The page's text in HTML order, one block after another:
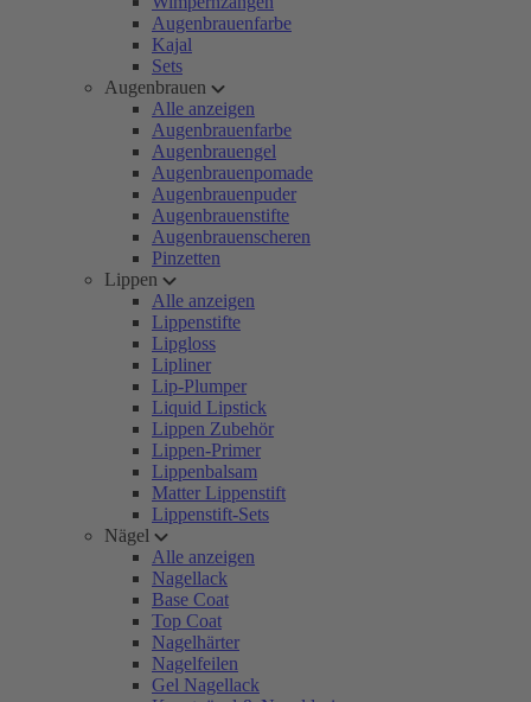
Augenbrauenfarbe
Kajal
Sets
Augenbrauen
Alle anzeigen
Augenbrauenfarbe
Augenbrauengel
Augenbrauenpomade
Augenbrauenpuder
Augenbrauenstifte
Augenbrauenscheren
Pinzetten
Lippen
Alle anzeigen
Lippenstifte
Lipgloss
Lipliner
Lip-Plumper
Liquid Lipstick
Lippen Zubehör
Lippen-Primer
Lippenbalsam
Matter Lippenstift
Lippenstift-Sets
Nägel
Alle anzeigen
Nagellack
Base Coat
Top Coat
Nagelhärter
Nagelfeilen
Gel Nagellack